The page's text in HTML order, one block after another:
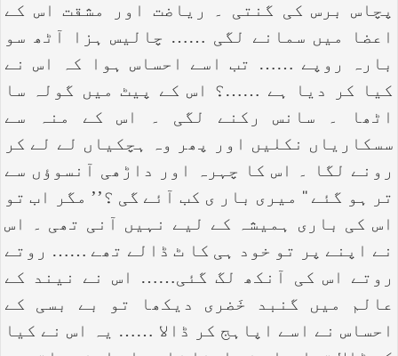
پچاس برس کی گنتی ۔ ریاضت اور مشقت اس کے
اعضا میں سمانے لگی …… چالیس ہزا آٹھ سو
بارہ روپے …… تب اسے احساس ہوا کہ اس نے
کیا کر دیا ہے ……؟ اس کے پیٹ میں گولہ سا
اٹھا ۔ سانس رکنے لگی ۔ اس کے منہ سے
سسکاریاں نکلیں اور پھر وہ ہچکیاں لے لے کر
رونے لگا ۔ اس کا چہرہ اور داڑھی آنسوؤں سے
تر ہو گئے ‘‘ میری بار ی کب آئے گی ؟’’ مگر اب تو
اس کی باری ہمیشہ کے لیے نہیں آنی تھی ۔ اس
نے اپنے پر تو خود ہی کا ٹ ڈالے تھے …… روتے
روتے اس کی آنکھ لگ گئی…… اس نے نیند کے
عالم میں گنبد خَضری دیکھا تو بے بسی کے
احساس نے اسے اپاہج کر ڈالا …… یہ اس نے کیا